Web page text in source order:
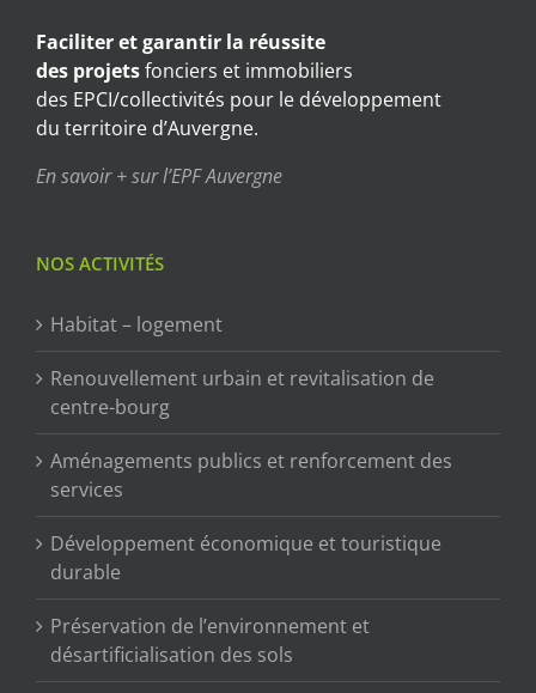
Faciliter et garantir la réussite
des projetsfonciers et immobiliers
des EPCI/collectivités pour le développement
du territoire d’Auvergne.
En savoir + sur l’EPF Auvergne
NOS ACTIVITÉS
Habitat – logement
Renouvellement urbain et revitalisation de
centre-bourg
Aménagements publics et renforcement des
services
Développement économique et touristique
durable
Préservation de l’environnement et
désartificialisation des sols